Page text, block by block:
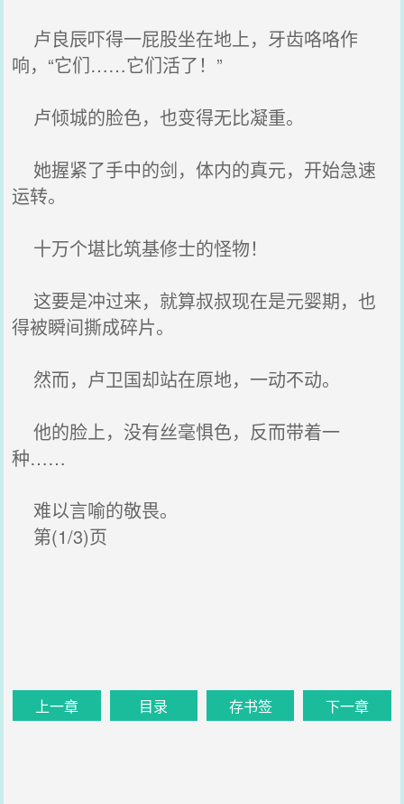
卢良辰吓得一屁股坐在地上，牙齿咯咯作
响，“它们……它们活了！”
卢倾城的脸色，也变得无比凝重。
她握紧了手中的剑，体内的真元，开始急速
运转。
十万个堪比筑基修士的怪物！
这要是冲过来，就算叔叔现在是元婴期，也
得被瞬间撕成碎片。
然而，卢卫国却站在原地，一动不动。
他的脸上，没有丝毫惧色，反而带着一
种……
难以言喻的敬畏。
第(1/3)页
上一章 目录 存书签 下一章